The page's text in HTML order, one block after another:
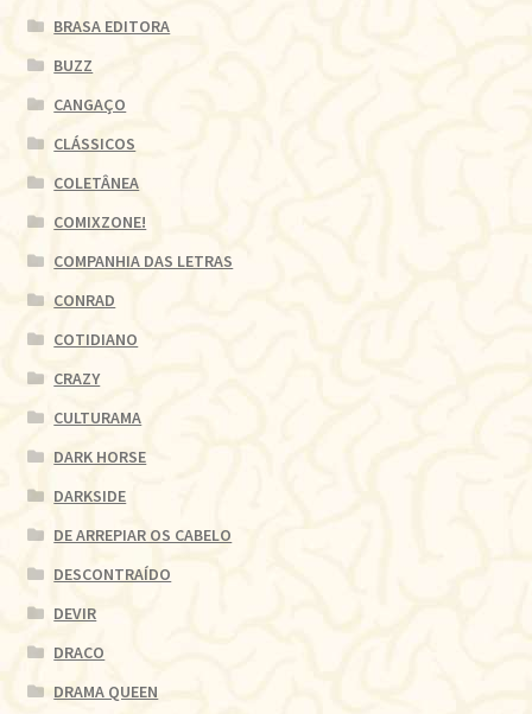
BRASA EDITORA
BUZZ
CANGAÇO
CLÁSSICOS
COLETÂNEA
COMIXZONE!
COMPANHIA DAS LETRAS
CONRAD
COTIDIANO
CRAZY
CULTURAMA
DARK HORSE
DARKSIDE
DE ARREPIAR OS CABELO
DESCONTRAÍDO
DEVIR
DRACO
DRAMA QUEEN